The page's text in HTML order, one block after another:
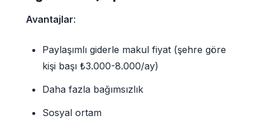
Avantajlar:
Paylaşımlı giderle makul fiyat (şehre göre
kişi başı ₺3.000-8.000/ay)
Daha fazla bağımsızlık
Sosyal ortam